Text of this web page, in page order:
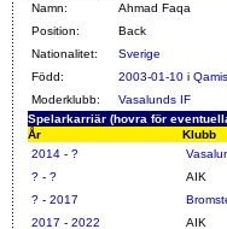
Namn:
Ahmad Faqa
Position:
Back
Nationalitet:
Sverige
Född:
2003-01-10 i
Moderklubb:
Vasalunds IF
Spelarkarriär (hovra för
År
Klubb
2014 - ?
? - ? AIK
? - 2017
2017 - 2022 AIK